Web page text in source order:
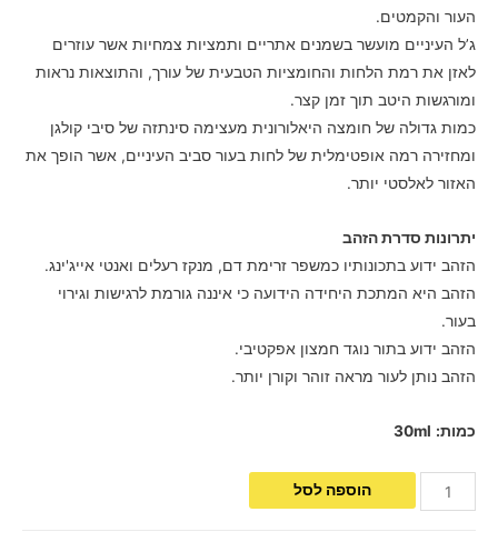
העור והקמטים.
ג’ל העיניים מועשר בשמנים אתריים ותמציות צמחיות אשר עוזרים
לאזן את רמת הלחות והחומציות הטבעית של עורך, והתוצאות נראות
ומורגשות היטב תוך זמן קצר.
כמות גדולה של חומצה היאלורונית מעצימה סינתזה של סיבי קולגן
ומחזירה רמה אופטימלית של לחות בעור סביב העיניים, אשר הופך את
האזור לאלסטי יותר.
יתרונות סדרת הזהב
הזהב ידוע בתכונותיו כמשפר זרימת דם, מנקז רעלים ואנטי אייג'ינג.
הזהב היא המתכת היחידה הידועה כי איננה גורמת לרגישות וגירוי
בעור.
הזהב ידוע בתור נוגד חמצון אפקטיבי.
הזהב נותן לעור מראה זוהר וקורן יותר.
כמות: 30ml
הוספה לסל